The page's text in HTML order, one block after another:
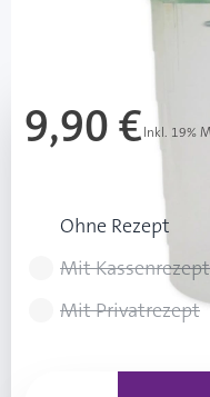
9,90 €Inkl. 19%
Ohne Rezept
Mit Kassenrezept
Mit Privatrezept